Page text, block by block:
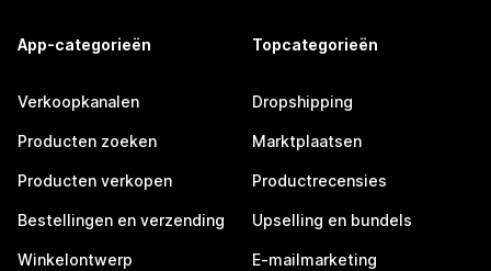
App-categorieën
Verkoopkanalen
Producten zoeken
Producten verkopen
Bestellingen en verzending
Winkelontwerp
Topcategorieën
Dropshipping
Marktplaatsen
Productrecensies
Upselling en bundels
E-mailmarketing